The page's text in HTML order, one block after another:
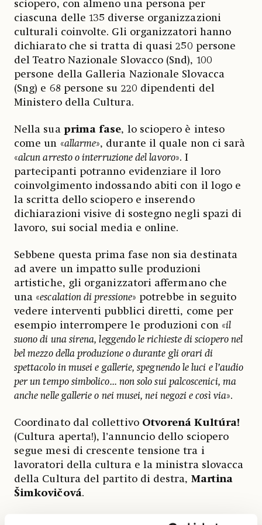
sciopero, con almeno una persona per
ciascuna delle 135 diverse organizzazioni
culturali coinvolte. Gli organizzatori hanno
dichiarato che si tratta di quasi 250 persone
del Teatro Nazionale Slovacco (Snd), 100
persone della Galleria Nazionale Slovacca
(Sng) e 68 persone su 220 dipendenti del
Ministero della Cultura.
Nella sua prima fase, lo sciopero è inteso
come un «allarme», durante il quale non ci sarà
«alcun arresto o interruzione del lavoro». I
partecipanti potranno evidenziare il loro
coinvolgimento indossando abiti con il logo e
la scritta dello sciopero e inserendo
dichiarazioni visive di sostegno negli spazi di
lavoro, sui social media e online.
Sebbene questa prima fase non sia destinata
ad avere un impatto sulle produzioni
artistiche, gli organizzatori affermano che
una «escalation di pressione» potrebbe in seguito
vedere interventi pubblici diretti, come per
esempio interrompere le produzioni con «il
suono di una sirena, leggendo le richieste di sciopero nel
bel mezzo della produzione o durante gli orari di
spettacolo in musei e gallerie, spegnendo le luci e l’audio
per un tempo simbolico... non solo sui palcoscenici, ma
anche nelle gallerie o nei musei, nei negozi e così via».
Coordinato dal collettivo Otvorená Kultúra!
(Cultura aperta!), l’annuncio dello sciopero
segue mesi di crescente tensione tra i
lavoratori della cultura e la ministra slovacca
della Cultura del partito di destra, Martina
Šimkovičová.
Componente del Partito Nazionale Slovacco,